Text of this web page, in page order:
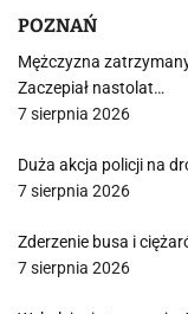
POZNAŃ
Mężczyzna
Zaczepiał nastolat…
7 sierpnia 2026
Duża akcja policji na
7 sierpnia 2026
Zderzenie busa i
7 sierpnia 2026